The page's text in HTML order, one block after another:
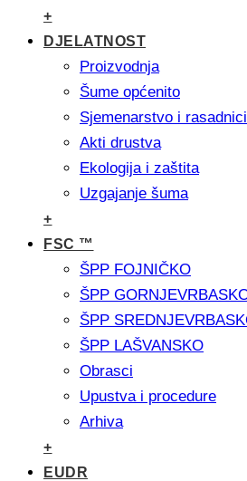
+
DJELATNOST
Proizvodnja
Šume općenito
Sjemenarstvo i rasadnici
Akti drustva
Ekologija i zaštita
Uzgajanje šuma
+
FSC ™
ŠPP FOJNIČKO
ŠPP
ŠPP
ŠPP LAŠVANSKO
Obrasci
Upustva i procedure
Arhiva
+
EUDR